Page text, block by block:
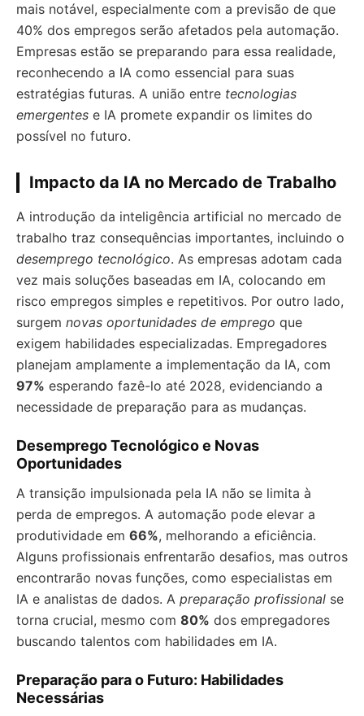
mais notável, especialmente com a previsão de que
40% dos empregos serão afetados pela automação.
Empresas estão se preparando para essa realidade,
reconhecendo a IA como essencial para suas
estratégias futuras. A união entre tecnologias
emergentes e IA promete expandir os limites do
possível no futuro.
Impacto da IA no Mercado de Trabalho
A introdução da inteligência artificial no mercado de
trabalho traz consequências importantes, incluindo o
desemprego tecnológico. As empresas adotam cada
vez mais soluções baseadas em IA, colocando em
risco empregos simples e repetitivos. Por outro lado,
surgem novas oportunidades de emprego que
exigem habilidades especializadas. Empregadores
planejam amplamente a implementação da IA, com
97% esperando fazê-lo até 2028, evidenciando a
necessidade de preparação para as mudanças.
Desemprego Tecnológico e Novas
Oportunidades
A transição impulsionada pela IA não se limita à
perda de empregos. A automação pode elevar a
produtividade em 66%, melhorando a eficiência.
Alguns profissionais enfrentarão desafios, mas outros
encontrarão novas funções, como especialistas em
IA e analistas de dados. A preparação profissional se
torna crucial, mesmo com 80% dos empregadores
buscando talentos com habilidades em IA.
Preparação para o Futuro: Habilidades
Necessárias